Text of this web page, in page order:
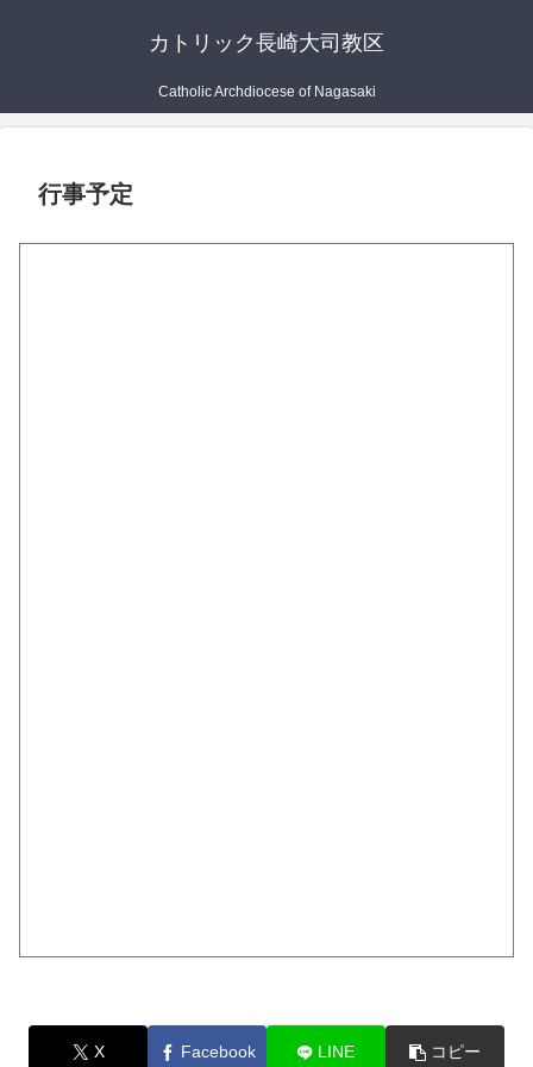
カトリック長崎大司教区
Catholic Archdiocese of Nagasaki
行事予定
X Facebook LINE コピー